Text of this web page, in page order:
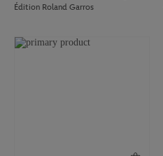
Édition Roland Garros